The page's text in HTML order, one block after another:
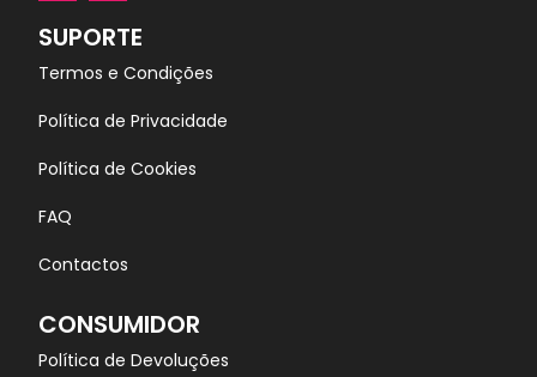
SUPORTE
Termos e Condições
Política de Privacidade
Política de Cookies
FAQ
Contactos
CONSUMIDOR
Política de Devoluções